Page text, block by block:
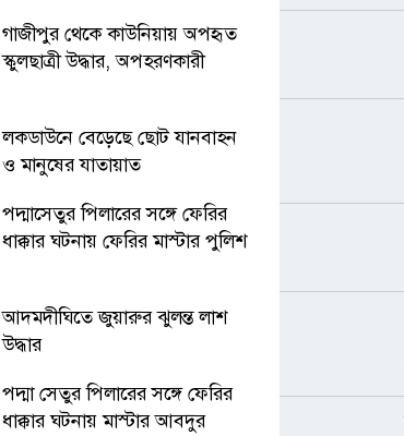
গাজীপুর থেকে কাউনিয়ায় অপহৃত
স্কুলছাত্রী উদ্ধার, অপহরণকারী
লকডাউনে বেড়েছে ছোট যানবাহন
ও মানুষের যাতায়াত
পদ্মাসেতুর পিলারের সঙ্গে ফেরির
ধাক্কার ঘটনায় ফেরির মাস্টার পুলিশ
আদমদীঘিতে জুয়ারুর ঝুলন্ত লাশ
উদ্ধার
পদ্মা সেতুর পিলারের সঙ্গে ফেরির
ধাক্কার ঘটনায় মাস্টার আবদুর